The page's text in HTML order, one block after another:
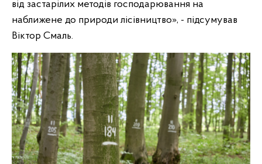
від застарілих методів господарювання на
наближене до природи лісівництво», - підсумував
Віктор Смаль.